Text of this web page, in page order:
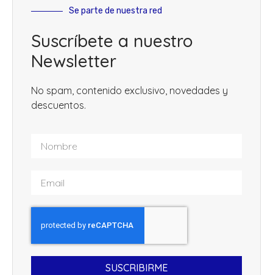
Se parte de nuestra red
Suscríbete a nuestro
Newsletter
No spam, contenido exclusivo, novedades y
descuentos.
SUSCRIBIRME